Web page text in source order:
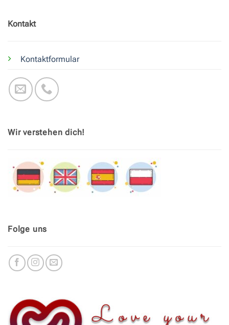
Kontakt
Kontaktformular
Wir verstehen dich!
Folge uns